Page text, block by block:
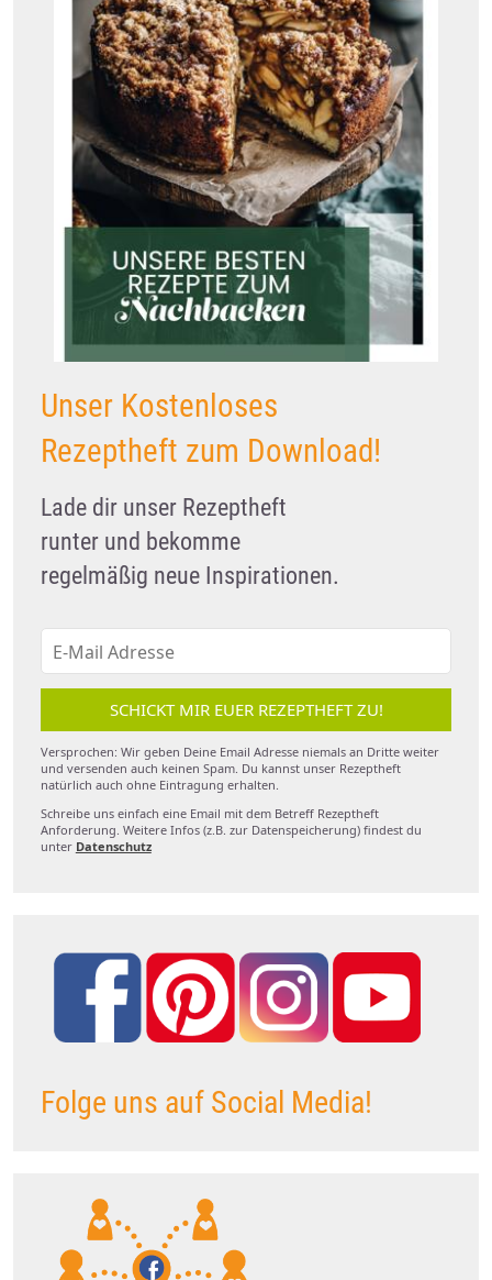
Unser Kostenloses
Rezeptheft zum Download!
Lade dir unser Rezeptheft
runter und bekomme
regelmäßig neue Inspirationen.
SCHICKT MIR EUER REZEPTHEFT ZU!
Versprochen: Wir geben Deine Email Adresse niemals an Dritte weiter
und versenden auch keinen Spam. Du kannst unser Rezeptheft
natürlich auch ohne Eintragung erhalten.
Schreibe uns einfach eine Email mit dem Betreff Rezeptheft
Anforderung. Weitere Infos (z.B. zur Datenspeicherung) findest du
unter Datenschutz
Folge uns auf Social Media!